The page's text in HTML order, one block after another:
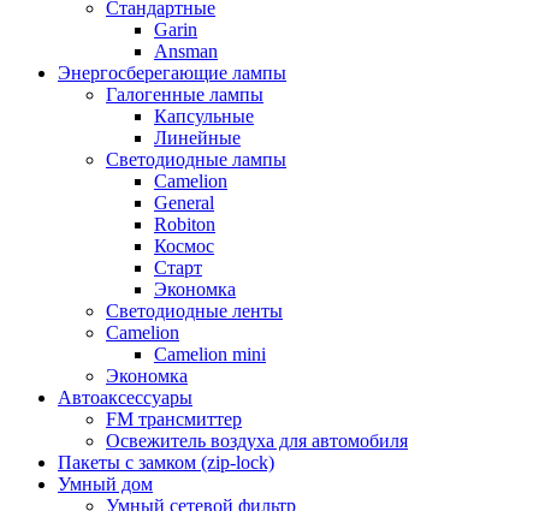
Стандартные
Garin
Ansman
Энергосберегающие лампы
Галогенные лампы
Капсульные
Линейные
Светодиодные лампы
Camelion
General
Robiton
Космос
Старт
Экономка
Светодиодные ленты
Camelion
Camelion mini
Экономка
Автоаксессуары
FM трансмиттер
Освежитель воздуха для автомобиля
Пакеты с замком (zip-lock)
Умный дом
Умный сетевой фильтр